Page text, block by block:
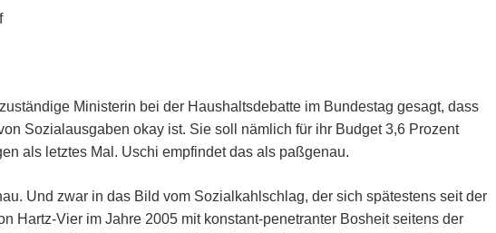
Ministerin bei der Haushaltsdebatte im Bundestag gesagt, dass
Sozialausgaben okay ist. Sie soll nämlich für ihr Budget 3,6 Prozent
als letztes Mal. Uschi empfindet das als paßgenau.
Und zwar in das Bild vom Sozialkahlschlag, der sich spätestens seit der
Hartz-Vier im Jahre 2005 mit konstant-penetranter Bosheit seitens der